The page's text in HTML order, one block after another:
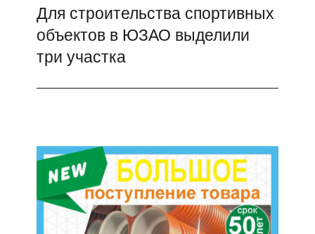
Следующая
запись:
Для строительства спортивных
объектов в ЮЗАО выделили
три участка